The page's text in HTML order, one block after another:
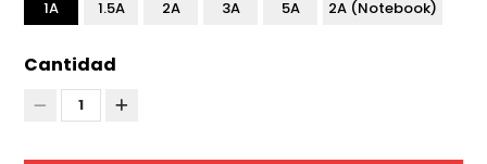
1A 1.5A 2A 3A 5A 2A (Notebook)
Cantidad
1